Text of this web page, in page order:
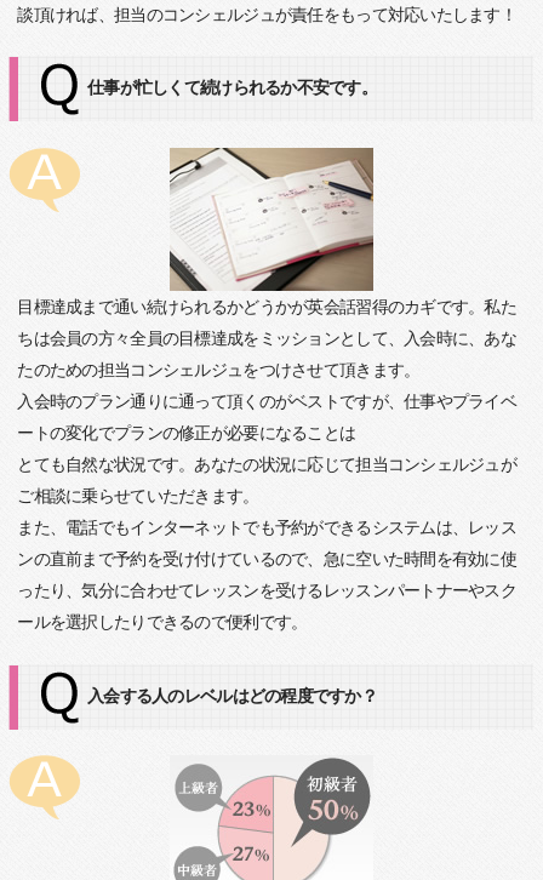
談頂ければ、担当のコンシェルジュが責任をもって対応いたします！
仕事が忙しくて続けられるか不安です。
目標達成まで通い続けられるかどうかが英会話習得のカギです。私た
ちは会員の方々全員の目標達成をミッションとして、入会時に、あな
たのための担当コンシェルジュをつけさせて頂きます。
入会時のプラン通りに通って頂くのがベストですが、仕事やプライベ
ートの変化でプランの修正が必要になることは
とても自然な状況です。あなたの状況に応じて担当コンシェルジュが
ご相談に乗らせていただきます。
また、電話でもインターネットでも予約ができるシステムは、レッス
ンの直前まで予約を受け付けているので、急に空いた時間を有効に使
ったり、気分に合わせてレッスンを受けるレッスンパートナーやスク
ールを選択したりできるので便利です。
入会する人のレベルはどの程度ですか？